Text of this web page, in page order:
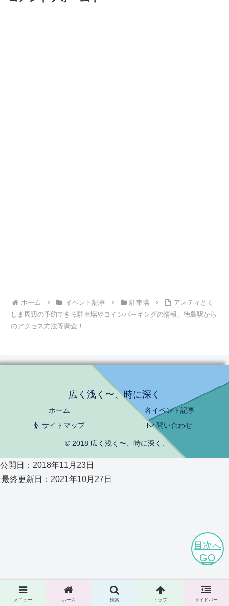
目次へ
GO
ホーム イベント記事 駐車場
アスティとく
しま周辺の予約できる駐車場やコインパーキングの情報、徳島駅から
のアクセス方法等調査！
広く浅く〜、時に深く
ホーム
各イベント記事
サイトマップ
問い合わせ
© 2018 広く浅く〜、時に深く.
メニュー ホーム 検索 トップ サイドバー
公開日：2018年11月23日
最終更新日：2021年10月27日